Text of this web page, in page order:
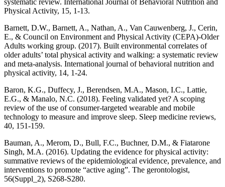
systematic review. International Journal of Behavioral Nutrition and
Physical Activity, 15, 1-13.
Barnett, D.W., Barnett, A., Nathan, A., Van Cauwenberg, J., Cerin,
E., & Council on Environment and Physical Activity (CEPA)-Older
Adults working group. (2017). Built environmental correlates of
older adults’ total physical activity and walking: a systematic review
and meta-analysis. International journal of behavioral nutrition and
physical activity, 14, 1-24.
Baron, K.G., Duffecy, J., Berendsen, M.A., Mason, I.C., Lattie,
E.G., & Manalo, N.C. (2018). Feeling validated yet? A scoping
review of the use of consumer-targeted wearable and mobile
technology to measure and improve sleep. Sleep medicine reviews,
40, 151-159.
Bauman, A., Merom, D., Bull, F.C., Buchner, D.M., & Fiatarone
Singh, M.A. (2016). Updating the evidence for physical activity:
summative reviews of the epidemiological evidence, prevalence, and
interventions to promote “active aging”. The gerontologist,
56(Suppl_2), S268-S280.